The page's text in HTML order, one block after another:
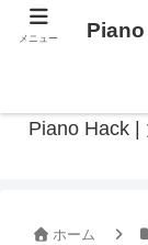
Piano Hack |
ホーム
メニュー Piano